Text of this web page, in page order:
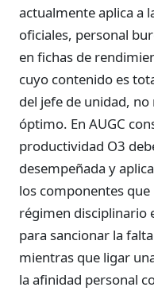
actualmente aplica a
oficiales, personal
en fichas de
cuyo contenido es
del jefe de unidad,
óptimo. En AUGC
productividad O3
desempeñada y
los componentes
régimen disciplinario
para sancionar la
mientras que ligar
la afinidad personal